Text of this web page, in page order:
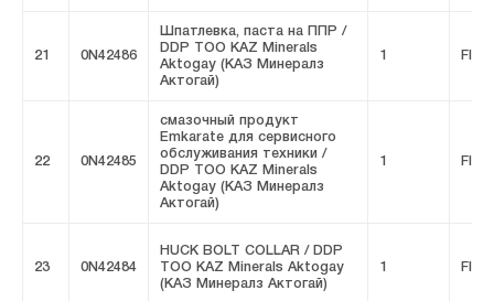
21 0N42486
Шпатлевка, паста на ППР /
DDP ТОО KAZ Minerals
Aktogay (КАЗ Минералз
Актогай)
1 FIVE
22 0N42485
смазочный продукт
Emkarate для сервисного
обслуживания техники /
DDP ТОО KAZ Minerals
Aktogay (КАЗ Минералз
Актогай)
1 FIVE
23 0N42484
HUCK BOLT COLLAR / DDP
ТОО KAZ Minerals Aktogay
(КАЗ Минералз Актогай)
1 FIVE